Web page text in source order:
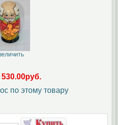
530.00руб.
по этому товару